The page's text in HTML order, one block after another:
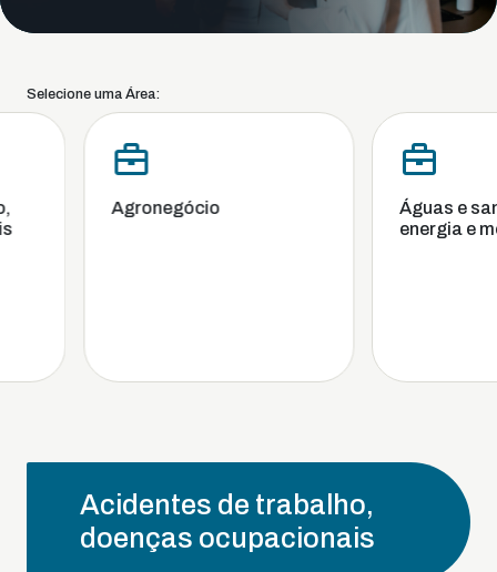
Selecione uma Área:
Agronegócio
Águas e
energia e
Acidentes de trabalho,
doenças ocupacionais